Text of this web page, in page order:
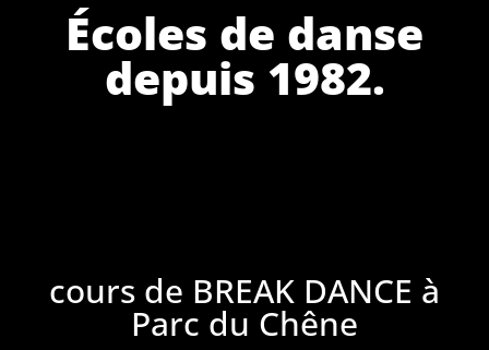
Écoles de danse
depuis 1982.
cours de BREAK DANCE à
Parc du Chêne